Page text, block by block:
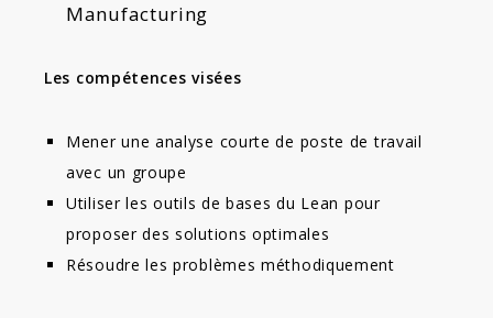
Manufacturing
Les compétences visées
Mener une analyse courte de poste de travail
avec un groupe
Utiliser les outils de bases du Lean pour
proposer des solutions optimales
Résoudre les problèmes méthodiquement